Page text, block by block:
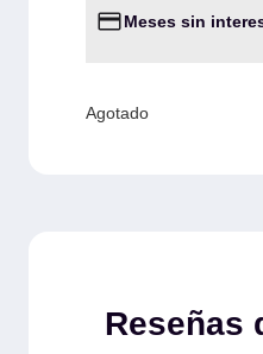
Meses sin
Agotado
Reseñas